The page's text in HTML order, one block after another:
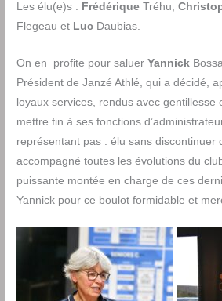
Les élu(e)s : Frédérique Tréhu,
Flegeau et Luc Daubias.
On en profite pour saluer Yannick
Président de Janzé Athlé, qui a décidé,
loyaux services, rendus avec gentillesse
mettre fin à ses fonctions
représentant pas : élu sans discontinuer
accompagné toutes les évolutions du
puissante montée en charge de ces
Yannick pour ce boulot formidable et